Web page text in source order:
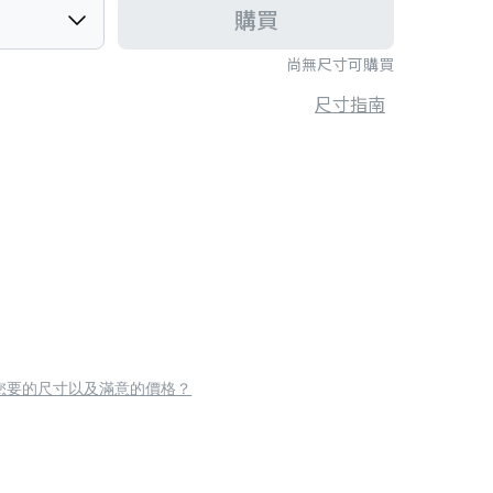
尚無尺寸可購買
購買
尺寸指南
要的尺寸以及滿意的價格？